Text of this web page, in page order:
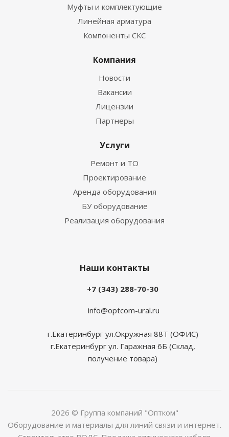
Муфты и комплектующие
Линейная арматура
Компоненты СКС
Компания
Новости
Вакансии
Лицензии
Партнеры
Услуги
Ремонт и ТО
Проектирование
Аренда оборудования
БУ оборудование
Реализация оборудования
Наши контакты
+7 (343) 288-70-30
info@optcom-ural.ru
г.Екатеринбург ул.Окружная 88Т (ОФИС)
г.Екатеринбург ул. Гаражная 6Б (Склад,
получение товара)
2026 © Группа компаний "Оптком"
Оборудование и материалы для линий связи и интернет.